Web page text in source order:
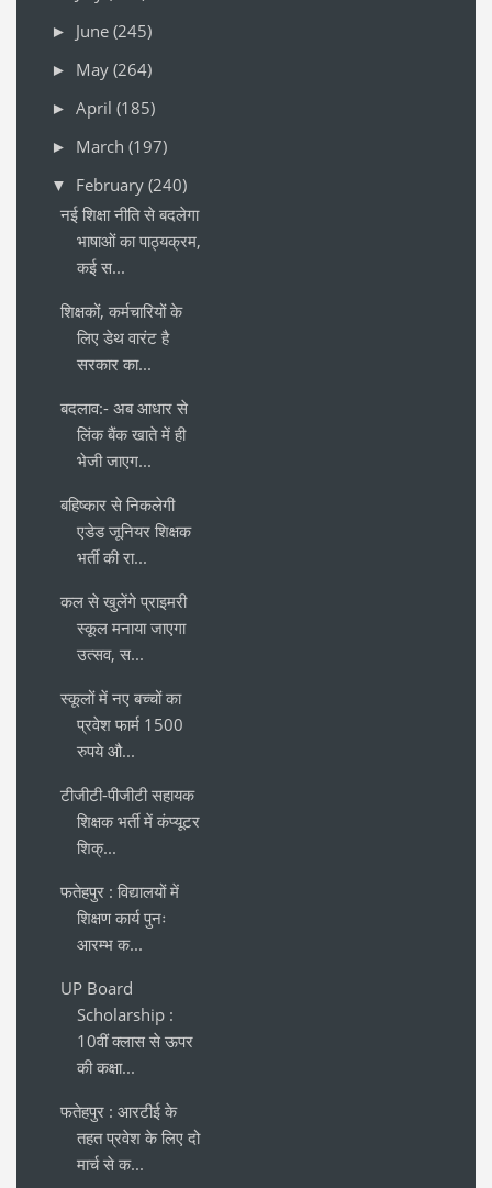
► June (245)
► May (264)
► April (185)
► March (197)
▼ February (240)
नई शिक्षा नीति से बदलेगा
भाषाओं का पाठ्यक्रम,
कई स...
शिक्षकों, कर्मचारियों के
लिए डेथ वारंट है
सरकार का...
बदलाव:- अब आधार से
लिंक बैंक खाते में ही
भेजी जाएग...
बहिष्कार से निकलेगी
एडेड जूनियर शिक्षक
भर्ती की रा...
कल से खुलेंगे प्राइमरी
स्कूल मनाया जाएगा
उत्सव, स...
स्कूलों में नए बच्चों का
प्रवेश फार्म 1500
रुपये औ...
टीजीटी-पीजीटी सहायक
शिक्षक भर्ती में कंप्यूटर
शिक्...
फतेहपुर : विद्यालयों में
शिक्षण कार्य पुनः
आरम्भ क...
UP Board
Scholarship :
10वीं क्लास से ऊपर
की कक्षा...
फतेहपुर : आरटीई के
तहत प्रवेश के लिए दो
मार्च से क...